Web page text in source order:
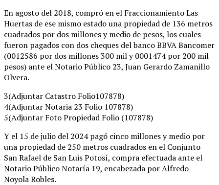
En agosto del 2018, compró en el Fraccionamiento Las
Huertas de ese mismo estado una propiedad de 136 metros
cuadrados por dos millones y medio de pesos, los cuales
fueron pagados con dos cheques del banco BBVA Bancomer
(0012586 por dos millones 300 mil y 0001474 por 200 mil
pesos) ante el Notario Público 23, Juan Gerardo Zamanillo
Olvera.
3(Adjuntar Catastro Folio107878)
4(Adjuntar Notaria 23 Folio 107878)
5(Adjuntar Foto Propiedad Folio (107878)
Y el 15 de julio del 2024 pagó cinco millones y medio por
una propiedad de 250 metros cuadrados en el Conjunto
San Rafael de San Luis Potosí, compra efectuada ante el
Notario Público Notaría 19, encabezada por Alfredo
Noyola Robles.